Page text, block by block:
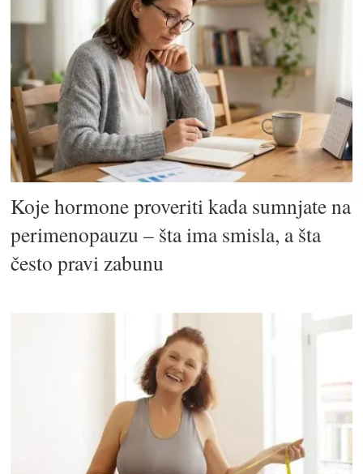
Koje hormone proveriti kada sumnjate na
perimenopauzu – šta ima smisla, a šta
često pravi zabunu